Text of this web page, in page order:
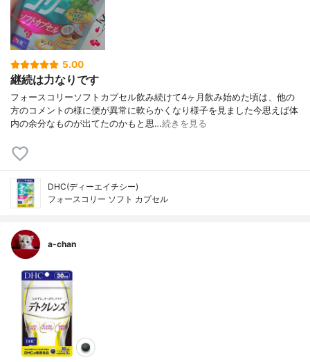
5.00
継続は力なりです
フォースコリーソフトカプセル飲み続けて4ヶ月飲み始めた頃は、他の
方のコメントの様に便が異常に軟らかくなり様子を見ました今思えば体
内の余分なものが出てたのかもと思…続きを見る
DHC(ディーエイチシー)
フォースコリー ソフト カプセル
a-chan